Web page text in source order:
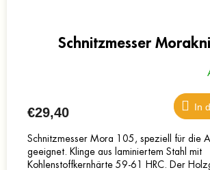
Schnitzmesser
€29,40 In
Schnitzmesser Mora 105, speziell für die
geeignet. Klinge aus laminiertem Stahl mit
Kohlenstoffkernhärte 59-61 HRC. Der